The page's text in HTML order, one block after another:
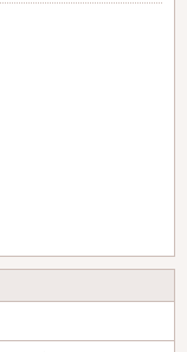
のに。